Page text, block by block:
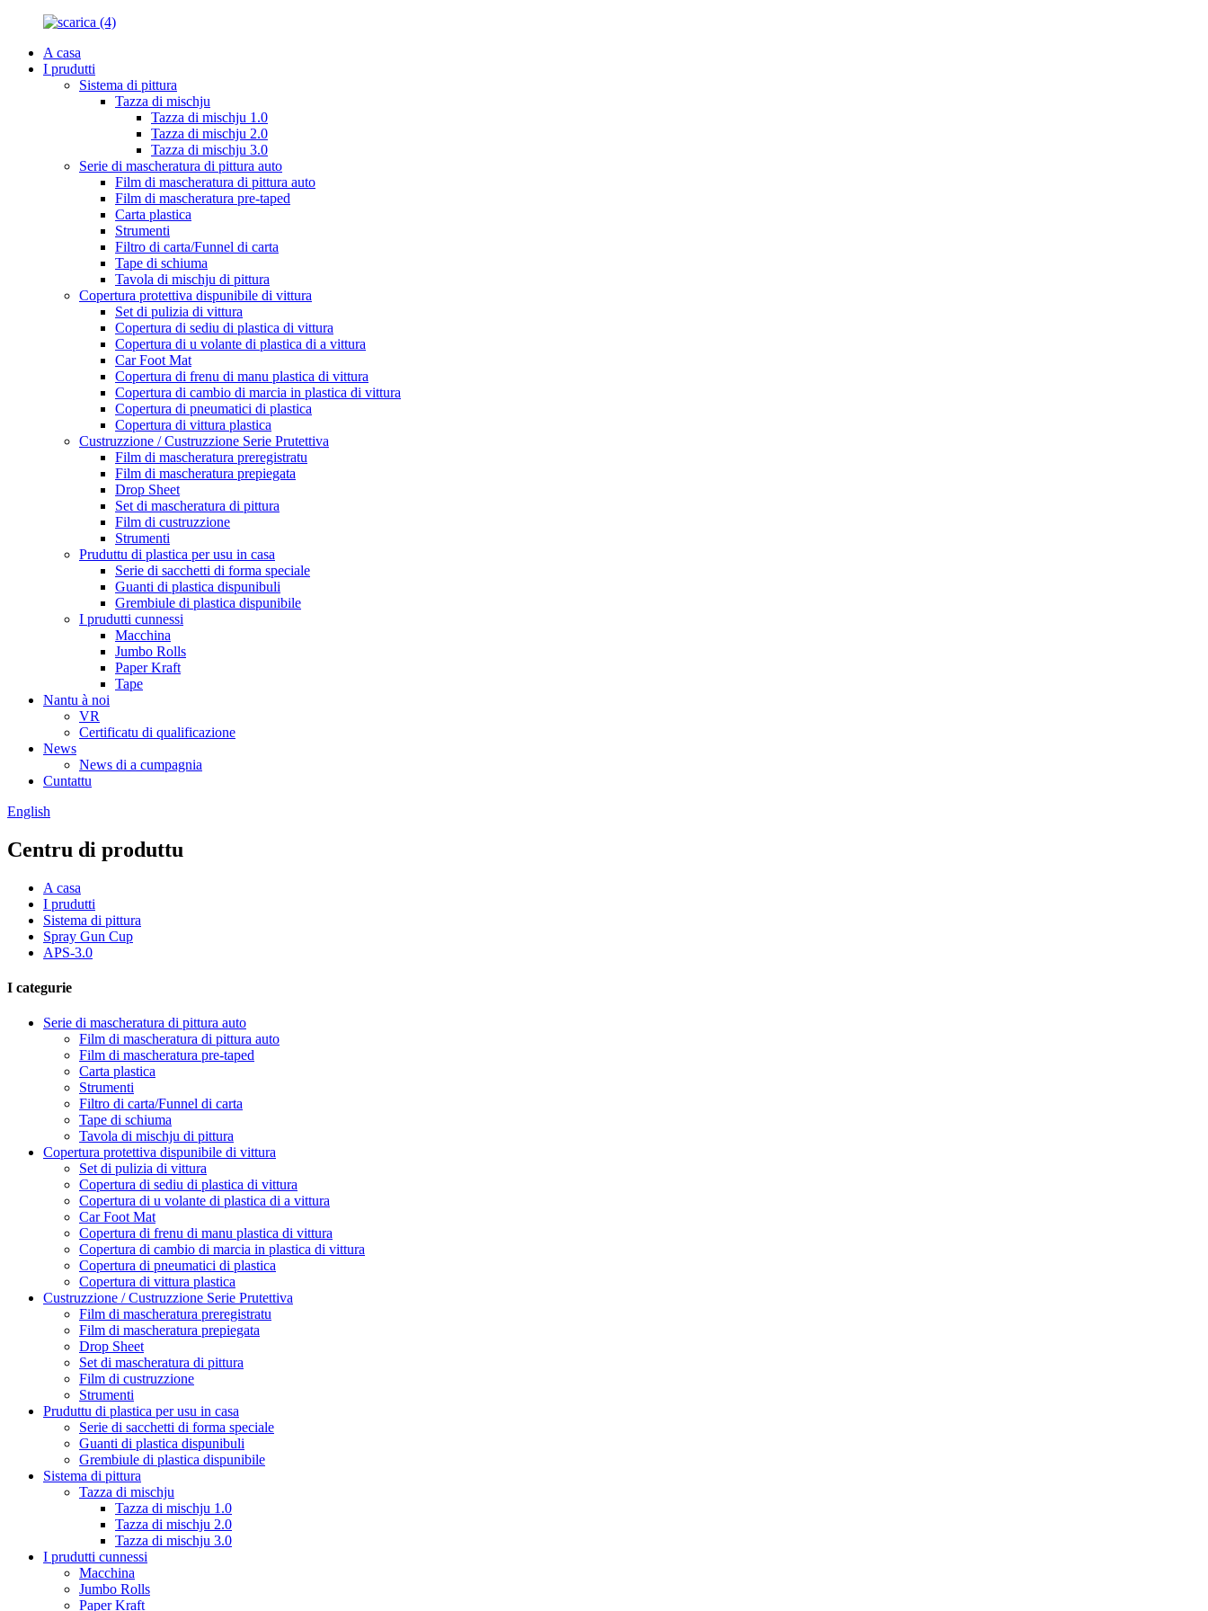
A casa
I prudutti
Sistema di pittura
Tazza di mischju
Tazza di mischju 1.0
Tazza di mischju 2.0
Tazza di mischju 3.0
Serie di mascheratura di pittura auto
Film di mascheratura di pittura auto
Film di mascheratura pre-taped
Carta plastica
Strumenti
Filtro di carta/Funnel di carta
Tape di schiuma
Tavola di mischju di pittura
Copertura protettiva dispunibile di vittura
Set di pulizia di vittura
Copertura di sediu di plastica di vittura
Copertura di u volante di plastica di a vittura
Car Foot Mat
Copertura di frenu di manu plastica di vittura
Copertura di cambio di marcia in plastica di vittura
Copertura di pneumatici di plastica
Copertura di vittura plastica
Custruzzione / Custruzzione Serie Prutettiva
Film di mascheratura preregistratu
Film di mascheratura prepiegata
Drop Sheet
Set di mascheratura di pittura
Film di custruzzione
Strumenti
Pruduttu di plastica per usu in casa
Serie di sacchetti di forma speciale
Guanti di plastica dispunibuli
Grembiule di plastica dispunibile
I prudutti cunnessi
Macchina
Jumbo Rolls
Paper Kraft
Tape
Nantu à noi
VR
Certificatu di qualificazione
News
News di a cumpagnia
Cuntattu
English
Centru di produttu
A casa
I prudutti
Sistema di pittura
Spray Gun Cup
APS-3.0
I categurie
Serie di mascheratura di pittura auto
Film di mascheratura di pittura auto
Film di mascheratura pre-taped
Carta plastica
Strumenti
Filtro di carta/Funnel di carta
Tape di schiuma
Tavola di mischju di pittura
Copertura protettiva dispunibile di vittura
Set di pulizia di vittura
Copertura di sediu di plastica di vittura
Copertura di u volante di plastica di a vittura
Car Foot Mat
Copertura di frenu di manu plastica di vittura
Copertura di cambio di marcia in plastica di vittura
Copertura di pneumatici di plastica
Copertura di vittura plastica
Custruzzione / Custruzzione Serie Prutettiva
Film di mascheratura preregistratu
Film di mascheratura prepiegata
Drop Sheet
Set di mascheratura di pittura
Film di custruzzione
Strumenti
Pruduttu di plastica per usu in casa
Serie di sacchetti di forma speciale
Guanti di plastica dispunibuli
Grembiule di plastica dispunibile
Sistema di pittura
Tazza di mischju
Tazza di mischju 1.0
Tazza di mischju 2.0
Tazza di mischju 3.0
I prudutti cunnessi
Macchina
Jumbo Rolls
Paper Kraft